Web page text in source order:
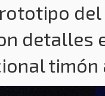
del
detalles